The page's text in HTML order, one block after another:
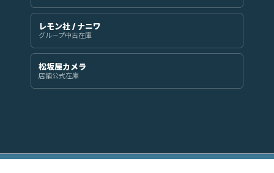
レモン社 / ナニワ
グループ中古在庫
松坂屋カメラ
店舗公式在庫